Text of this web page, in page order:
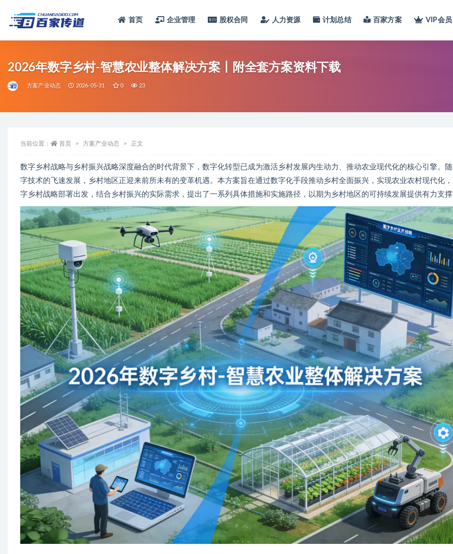
首页 企业管理 股权合同 人力资源 计划总结 百家方案 VIP会员
2026年数字乡村-智慧农业整体解决方案丨附全套方案资料下载
方案产业动态 2026-05-31 0 23
当前位置： 首页 方案产业动态 正文
数字乡村战略与乡村振兴战略深度融合的时代背景下，数字化转型已成为激活乡村发展内生动力、推动农业现代化的核心引擎。
字技术的飞速发展，乡村地区正迎来前所未有的变革机遇。本方案旨在通过数字化手段推动乡村全面振兴，实现农业农村现代化
字乡村战略部署出发，结合乡村振兴的实际需求，提出了一系列具体措施和实施路径，以期为乡村地区的可持续发展提供有力支